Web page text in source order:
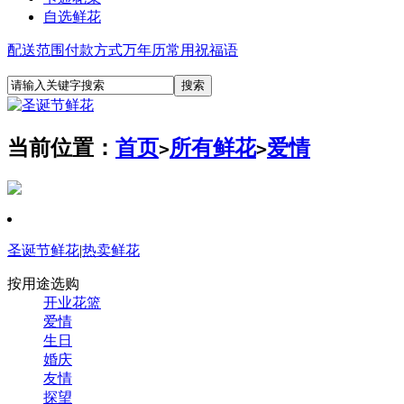
自选鲜花
配送范围付款方式万年历常用祝福语
当前位置： 首页>所有鲜花>爱情
圣诞节鲜花|热卖鲜花
按用途选购
开业花篮
爱情
生日
婚庆
友情
探望